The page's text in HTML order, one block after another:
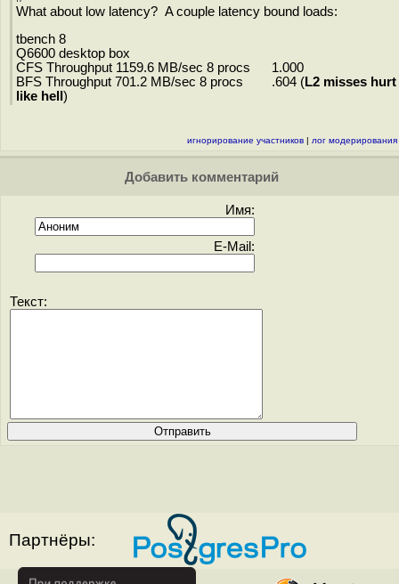
What about low latency? A couple latency bound loads:
tbench 8
Q6600 desktop box
CFS Throughput 1159.6 MB/sec 8 procs 1.000
BFS Throughput 701.2 MB/sec 8 procs .604 (L2 misses hurt
like hell )
игнорирование участников | лог модерирования
Добавить комментарий
Имя:
E-Mail:
Текст:
Партнёры: